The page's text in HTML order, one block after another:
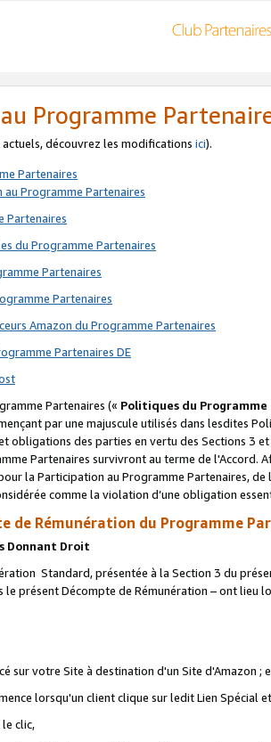
Programme
actuels, découvrez les modifications ici).
Partenaires
Programme Partenaires
Partenaires
du Programme Partenaires
Partenaires
Partenaires
Amazon du Programme Partenaires
Partenaires DE
Partenaires (« Politiques du Programme
par une majuscule utilisés dans lesdites
obligations des parties en vertu des Sections 3
Partenaires survivront au terme de
la Participation au Programme Partenaires,
comme la violation d’une obligation
de Rémunération du Programme
Donnant Droit
Standard, présentée à la Section 3 du
le présent Décompte de Rémunération – ont lieu
sur votre Site à destination d'un Site d'Amazon ;
lorsqu'un client clique sur ledit Lien
clic,